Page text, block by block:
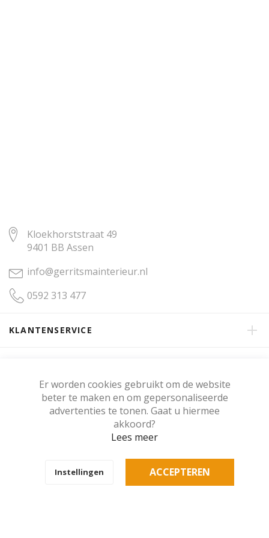
Er worden cookies gebruikt om de website
beter te maken en om gepersonaliseerde
advertenties te tonen. Gaat u hiermee
akkoord?
Lees meer
Instellingen ACCEPTEREN
Kloekhorststraat 49
9401 BB Assen
info@gerritsmainterieur.nl
0592 313 477
KLANTENSERVICE
KLANTENBEOORDELING
Copyright © Gerritsma Interieur.